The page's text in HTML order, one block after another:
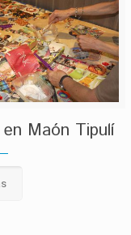
Maón Tipulí